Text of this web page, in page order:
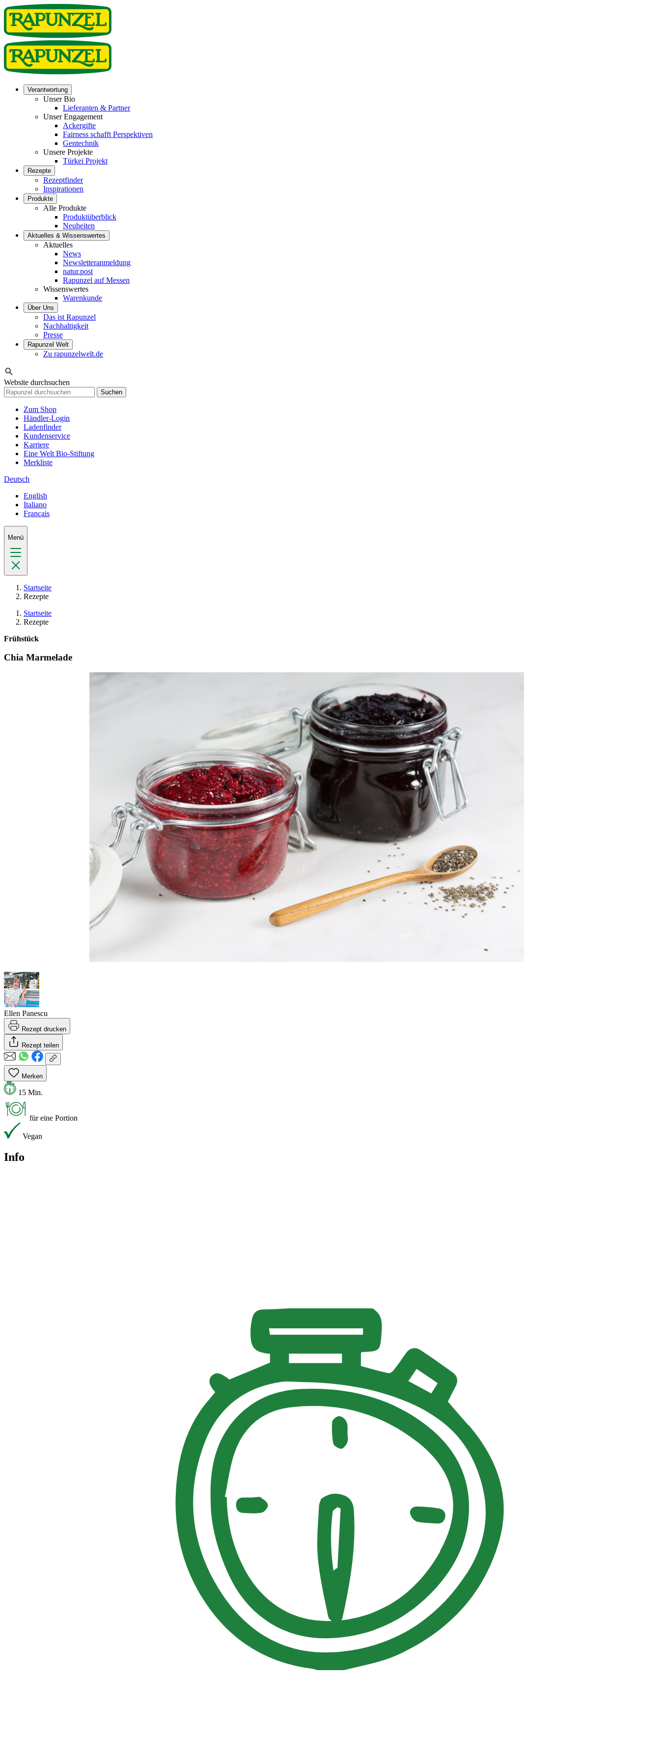
Verantwortung
Unser Bio
Lieferanten & Partner
Unser Engagement
Ackergifte
Fairness schafft Perspektiven
Gentechnik
Unsere Projekte
Türkei Projekt
Rezepte
Rezeptfinder
Inspirationen
Produkte
Alle Produkte
Produktüberblick
Neuheiten
Aktuelles & Wissenswertes
Aktuelles
News
Newsletteranmeldung
natur.post
Rapunzel auf Messen
Wissenswertes
Warenkunde
Über Uns
Das ist Rapunzel
Nachhaltigkeit
Presse
Rapunzel Welt
Zu rapunzelwelt.de
Website durchsuchen
Suchen
Zum Shop
Händler-Login
Ladenfinder
Kundenservice
Karriere
Eine Welt Bio-Stiftung
Merkliste
Deutsch
English
Italiano
Français
Menü
Startseite
Rezepte
Startseite
Rezepte
Frühstück
Chia Marmelade
Ellen Panescu
Rezept drucken
Rezept teilen
Merken
15 Min.
für eine Portion
Vegan
Info